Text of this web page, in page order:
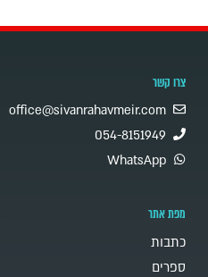
צרו קשר
office@sivanrahavmeir.com
054-8151949
WhatsApp
מפת אתר
כתבות
ספרים